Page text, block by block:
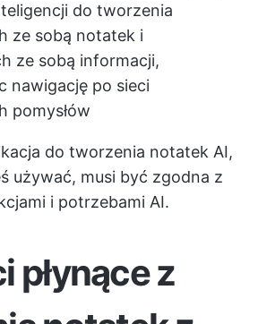
do tworzenia
ze sobą notatek i
ze sobą informacji,
nawigację po sieci
pomysłów
do tworzenia notatek AI,
używać, musi być zgodna z
i potrzebami AI.
płynące z